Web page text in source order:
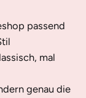
passend
mal
genau die